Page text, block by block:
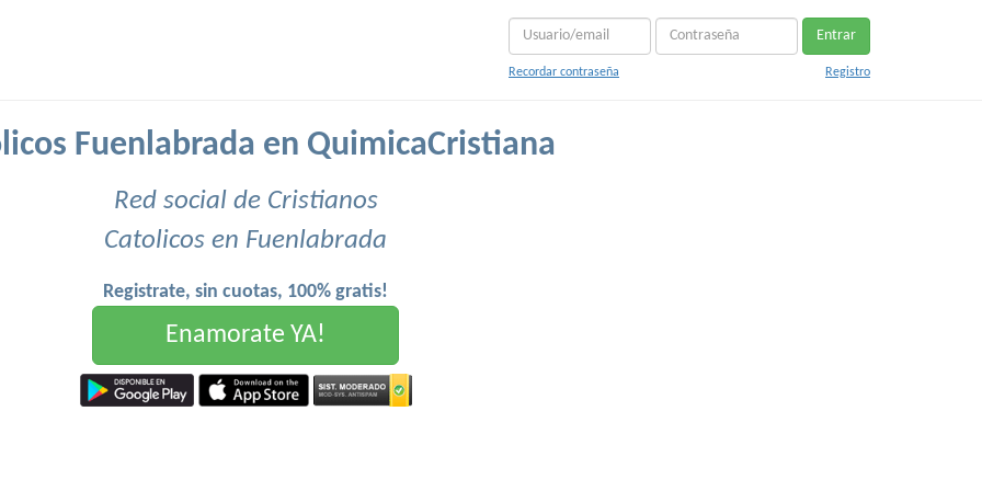
Entrar
Recordar contraseña Registro
Fuenlabrada en QuimicaCristiana
Red social de Cristianos
Catolicos en Fuenlabrada
Registrate, sin cuotas, 100% gratis!
Enamorate YA!